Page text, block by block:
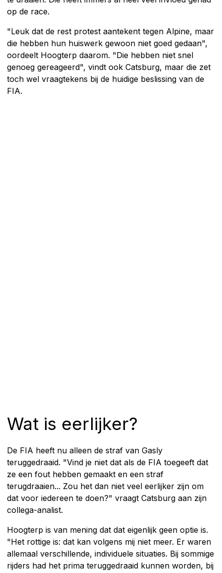
op de race.
"Leuk dat de rest protest aantekent tegen Alpine, maar
die hebben hun huiswerk gewoon niet goed gedaan",
oordeelt Hoogterp daarom. "Die hebben niet snel
genoeg gereageerd", vindt ook Catsburg, maar die zet
toch wel vraagtekens bij de huidige beslissing van de
FIA.
Wat is eerlijker?
De FIA heeft nu alleen de straf van Gasly
teruggedraaid. "Vind je niet dat als de FIA toegeeft dat
ze een fout hebben gemaakt en een straf
terugdraaien... Zou het dan niet veel eerlijker zijn om
dat voor iedereen te doen?" vraagt Catsburg aan zijn
collega-analist.
Hoogterp is van mening dat dat eigenlijk geen optie is.
"Het rottige is: dat kan volgens mij niet meer. Er waren
allemaal verschillende, individuele situaties. Bij sommige
rijders had het prima teruggedraaid kunnen worden, bij